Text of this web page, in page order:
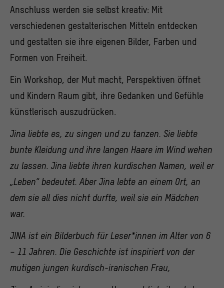
Anschluss werden sie selbst kreativ: Mit
verschiedenen gestalterischen Mitteln entdecken
und gestalten sie ihre eigenen Bilder, Farben und
Formen von Freiheit.
Ein Workshop, der Mut macht, Perspektiven öffnet
und Kindern Raum gibt, ihre Gedanken und Gefühle
künstlerisch auszudrücken.
Jina liebte es, zu singen und zu tanzen. Sie liebte
bunte Kleidung und ihre langen Haare im Wind wehen
zu lassen. Jina liebte ihren kurdischen Namen, weil er
„Leben“ bedeutet. Aber Jina lebte an einem Ort, an
dem sie all dies nicht durfte, weil sie ein Mädchen
war.
JINA ist ein Bilderbuch für Leser*innen im Alter von 6
– 11 Jahren. Die Geschichte ist inspiriert von der
mutigen jungen kurdisch-iranischen Frau,